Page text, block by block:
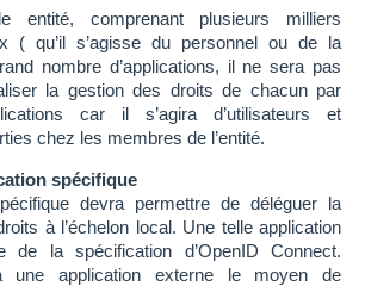
entité, comprenant plusieurs milliers
( qu’il s’agisse du personnel ou de la
nombre d’applications, il ne sera pas
la gestion des droits de chacun par
car il s’agira d’utilisateurs et
chez les membres de l’entité.
spécifique
devra permettre de déléguer la
à l’échelon local. Une telle application
la spécification d’OpenID Connect.
une application externe le moyen de